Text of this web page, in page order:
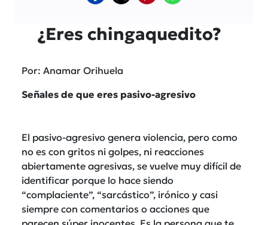
¿Eres chingaquedito?
Por: Anamar Orihuela
Señales de que eres pasivo-agresivo
El pasivo-agresivo genera violencia, pero como
no es con gritos ni golpes, ni reacciones
abiertamente agresivas, se vuelve muy difícil de
identificar porque lo hace siendo
“complaciente”, “sarcástico”, irónico y casi
siempre con comentarios o acciones que